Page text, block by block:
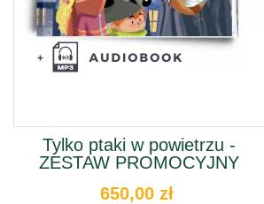
Tylko ptaki w powietrzu -
ZESTAW PROMOCYJNY
650,00 zł